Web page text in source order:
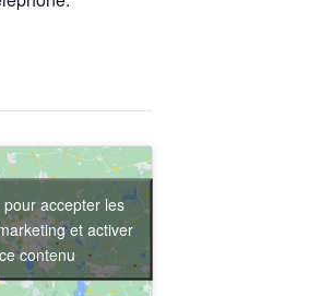
pour accepter les
et activer
ce contenu